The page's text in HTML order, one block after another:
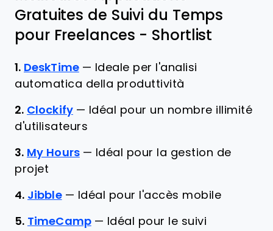
Gratuites de Suivi du Temps
pour Freelances - Shortlist
1. DeskTime — Ideale per l'analisi
automatica della produttività
2. Clockify — Idéal pour un nombre illimité
d'utilisateurs
3. My Hours — Idéal pour la gestion de
projet
4. Jibble — Idéal pour l'accès mobile
5. TimeCamp — Idéal pour le suivi